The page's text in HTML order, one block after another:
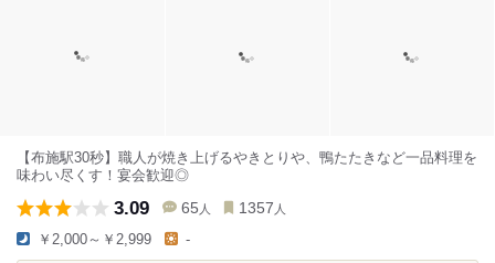
【布施駅30秒】職人が焼き上げるやきとりや、鴨たたきなど一品料理を
味わい尽くす！宴会歓迎◎
3.09 65 人 1357 人
￥2,000～￥2,999 -